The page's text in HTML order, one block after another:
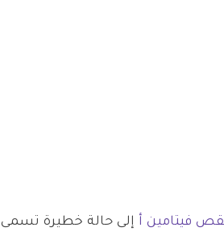
فيتامين أ إلى حالة خطيرة